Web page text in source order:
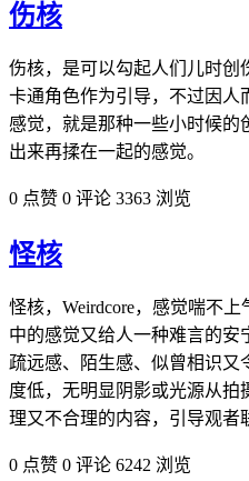
伤核
伤核，是可以勾起人们儿时创
卡通角色作为引导，不过因人
感觉，就是那种一些小时候的
出来再揉在一起的感觉。
0 点赞 0 评论 3363 浏览
怪核
怪核，Weirdcore，感觉喘不
中的感觉又给人一种难言的安
疏远感、陌生感、似曾相识又
度低，无明显阴影或光源从
理又不合理的内容，引导观者
0 点赞 0 评论 6242 浏览